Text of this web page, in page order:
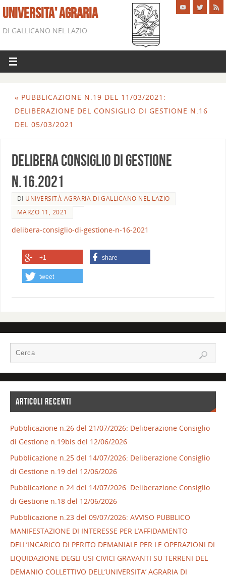
UNIVERSITA' AGRARIA
DI GALLICANO NEL LAZIO
« PUBBLICAZIONE N.19 DEL 11/03/2021:
DELIBERAZIONE DEL CONSIGLIO DI GESTIONE N.16
DEL 05/03/2021
DELIBERA consiglio di gestione
n.16.2021
DI UNIVERSITÀ AGRARIA DI GALLICANO NEL LAZIO
MARZO 11, 2021
delibera-consiglio-di-gestione-n-16-2021
+1 share
tweet
ARTICOLI RECENTI
Pubblicazione n.26 del 21/07/2026: Deliberazione Consiglio
di Gestione n.19bis del 12/06/2026
Pubblicazione n.25 del 14/07/2026: Deliberazione Consiglio
di Gestione n.19 del 12/06/2026
Pubblicazione n.24 del 14/07/2026: Deliberazione Consiglio
di Gestione n.18 del 12/06/2026
Pubblicazione n.23 del 09/07/2026: AVVISO PUBBLICO
MANIFESTAZIONE DI INTERESSE PER L’AFFIDAMENTO
DELL’INCARICO DI PERITO DEMANIALE PER LE OPERAZIONI DI
LIQUIDAZIONE DEGLI USI CIVICI GRAVANTI SU TERRENI DEL
DEMANIO COLLETTIVO DELL’UNIVERSITA’ AGRARIA DI